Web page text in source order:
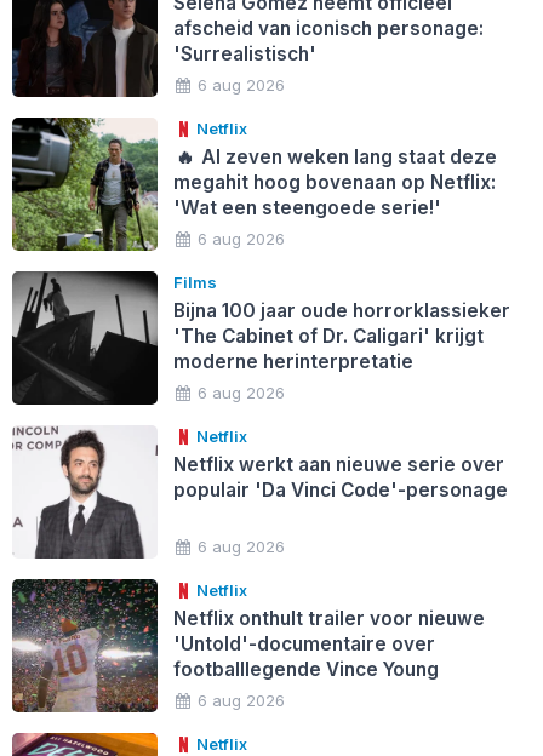
afscheid van iconisch personage:
'Surrealistisch'
6 aug 2026
Netflix
🔥 Al zeven weken lang staat deze
megahit hoog bovenaan op Netflix:
'Wat een steengoede serie!'
6 aug 2026
Films
Bijna 100 jaar oude horrorklassieker
'The Cabinet of Dr. Caligari' krijgt
moderne herinterpretatie
6 aug 2026
Netflix
Netflix werkt aan nieuwe serie over
populair 'Da Vinci Code'-personage
6 aug 2026
Netflix
Netflix onthult trailer voor nieuwe
'Untold'-documentaire over
footballlegende Vince Young
6 aug 2026
Netflix